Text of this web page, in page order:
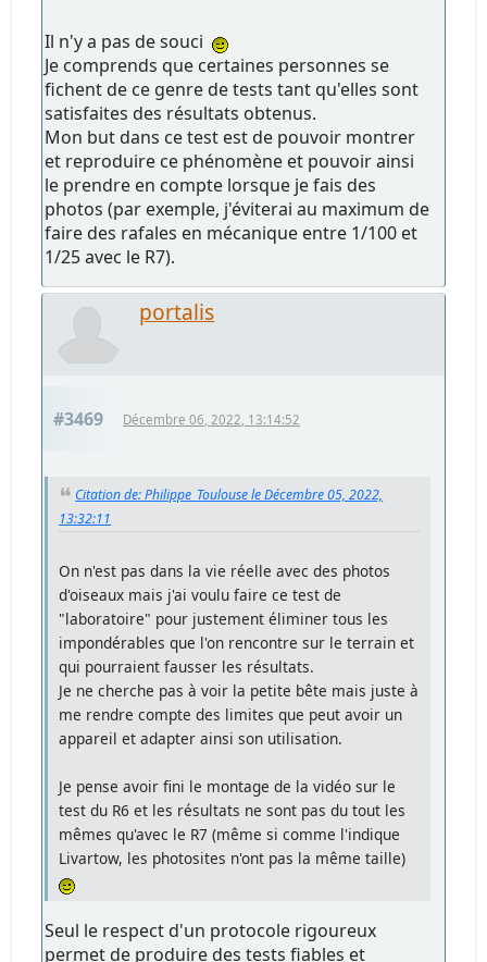
Il n'y a pas de souci
Je comprends que certaines personnes se
fichent de ce genre de tests tant qu'elles sont
satisfaites des résultats obtenus.
Mon but dans ce test est de pouvoir montrer
et reproduire ce phénomène et pouvoir ainsi
le prendre en compte lorsque je fais des
photos (par exemple, j'éviterai au maximum de
faire des rafales en mécanique entre 1/100 et
1/25 avec le R7).
portalis
#3469 Décembre 06, 2022, 13:14:52
Citation de: Philippe_Toulouse le Décembre 05, 2022,
13:32:11
On n'est pas dans la vie réelle avec des photos
d'oiseaux mais j'ai voulu faire ce test de
"laboratoire" pour justement éliminer tous les
impondérables que l'on rencontre sur le terrain et
qui pourraient fausser les résultats.
Je ne cherche pas à voir la petite bête mais juste à
me rendre compte des limites que peut avoir un
appareil et adapter ainsi son utilisation.
Je pense avoir fini le montage de la vidéo sur le
test du R6 et les résultats ne sont pas du tout les
mêmes qu'avec le R7 (même si comme l'indique
Livartow, les photosites n'ont pas la même taille)
Seul le respect d'un protocole rigoureux
permet de produire des tests fiables et